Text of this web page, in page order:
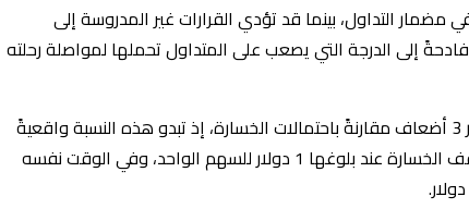
التداول، بينما قد تؤدي القرارات غير المدروسة إلى
فادحةً إلى الدرجة التي يصعب على المتداول تحملها لمواصلة رحلته
يرى الخبراء أن احتمالات الربح يجب أن تزيد بمقدار 3 أضعاف مقارنةً باحتمالات الخسارة، إذ تبدو هذه النسبة واقعيةً
بدرجةٍ كبيرة، لذا يمكن للمتداول وضع الحدود لوقف الخسارة عند بلوغها 1 دولار للسهم الواحد، وفي الوقت نفسه